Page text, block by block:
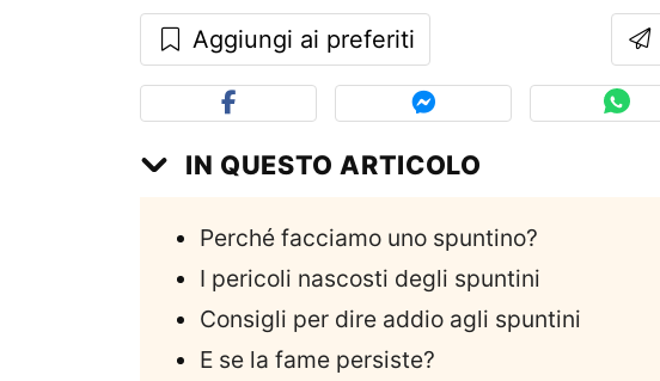
Aggiungi ai preferiti
IN QUESTO ARTICOLO
Perché facciamo uno spuntino?
I pericoli nascosti degli spuntini
Consigli per dire addio agli spuntini
E se la fame persiste?